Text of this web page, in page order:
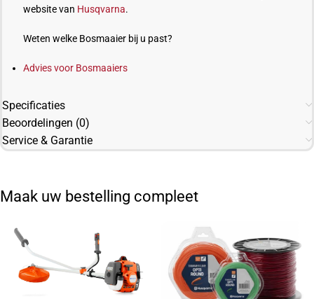
website van Husqvarna.
Weten welke Bosmaaier bij u past?
Advies voor Bosmaaiers
Specificaties
Beoordelingen (0)
Service & Garantie
Maak uw bestelling compleet